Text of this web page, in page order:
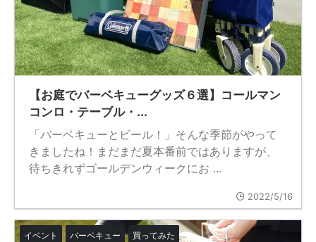
【お庭でバーベキューグッズ６選】コールマン
コンロ・テーブル・...
「バーベキューとビール！」そんな季節がやって
きましたね！まだまだ夏本番前ではありますが、
待ちきれずゴールデンウィークにお ...
2022/5/16
イベント バーベキュー 買ってみた